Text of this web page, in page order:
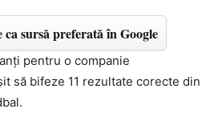
ca sursă preferată în Google
pentru o companie
să bifeze 11 rezultate corecte din